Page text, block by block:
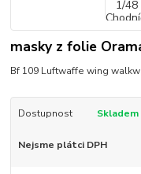
masky z folie
Bf 109 Luftwaffe wing
Dostupnost Skladem
Nejsme plátci DPH